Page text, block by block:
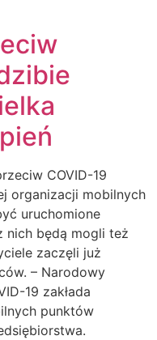
COVID-19
organizacji mobilnych
uruchomione
nich będą mogli też
zaczęli już
– Narodowy
19 zakłada
punktów